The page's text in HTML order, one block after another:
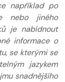
například po
nebo jiného
je nabídnout
informace o
se kterými se
jazykem
snadnějšího